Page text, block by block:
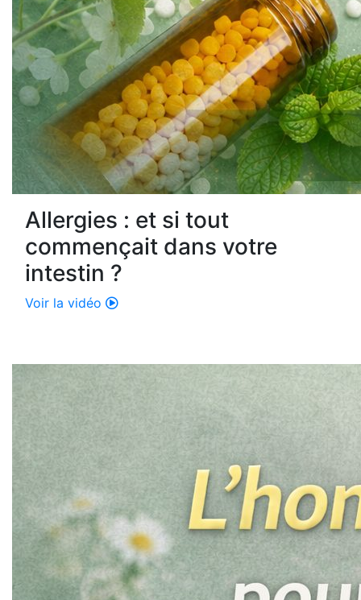
Allergies : et si tout
commençait dans votre
intestin ?
Voir la vidéo